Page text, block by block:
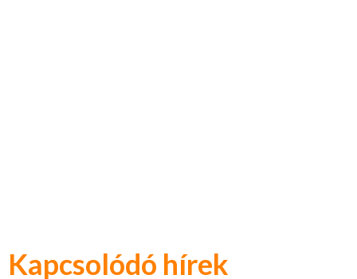
Kapcsolódó hírek